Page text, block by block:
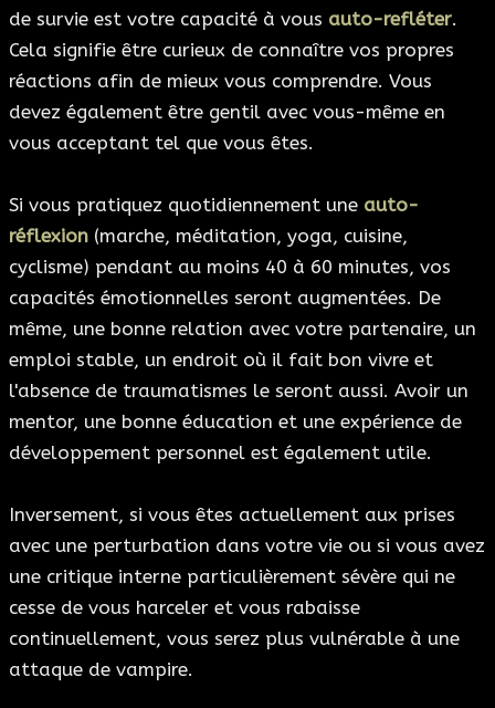
de survie est votre capacité à vous auto-refléter.
Cela signifie être curieux de connaître vos propres
réactions afin de mieux vous comprendre. Vous
devez également être gentil avec vous-même en
vous acceptant tel que vous êtes.
Si vous pratiquez quotidiennement une auto-
réflexion (marche, méditation, yoga, cuisine,
cyclisme) pendant au moins 40 à 60 minutes, vos
capacités émotionnelles seront augmentées. De
même, une bonne relation avec votre partenaire, un
emploi stable, un endroit où il fait bon vivre et
l'absence de traumatismes le seront aussi. Avoir un
mentor, une bonne éducation et une expérience de
développement personnel est également utile.
Inversement, si vous êtes actuellement aux prises
avec une perturbation dans votre vie ou si vous avez
une critique interne particulièrement sévère qui ne
cesse de vous harceler et vous rabaisse
continuellement, vous serez plus vulnérable à une
attaque de vampire.